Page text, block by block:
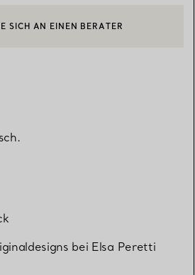
KONTAKTIEREN ODER EINEN
bei Elsa Peretti